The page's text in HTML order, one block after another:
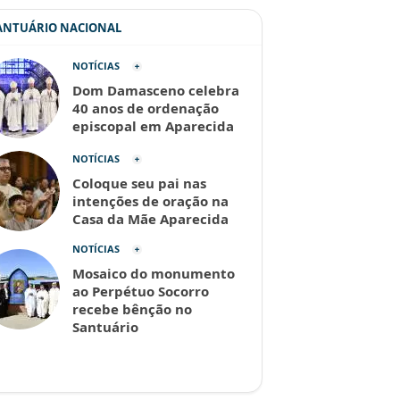
NACIONAL
NOTÍCIAS
Dom Damasceno celebra
40 anos de ordenação
episcopal em Aparecida
NOTÍCIAS
Coloque seu pai nas
intenções de oração na
Casa da Mãe Aparecida
NOTÍCIAS
Mosaico do monumento
ao Perpétuo Socorro
recebe bênção no
Santuário